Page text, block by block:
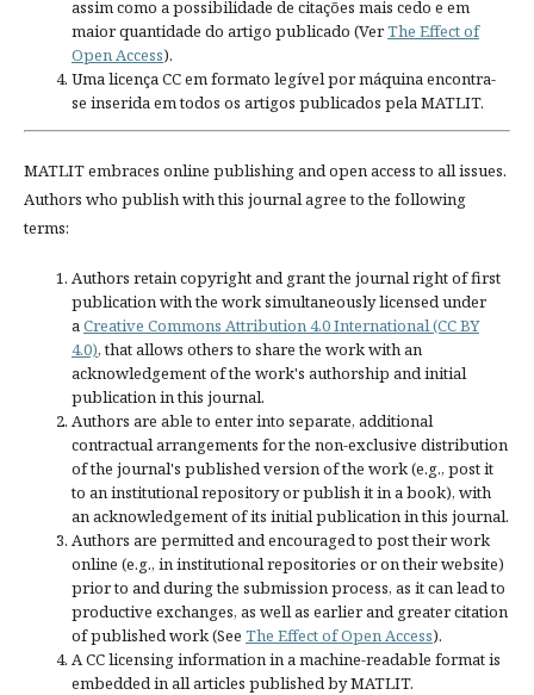
assim como a possibilidade de citações mais cedo e em
maior quantidade do artigo publicado (VerThe Effect of
Open Access).
Uma licença CC em formato legível por máquina encontra-
se inserida em todos os artigos publicados pela MATLIT.
MATLIT embraces online publishing and open access to all issues.
Authors who publish with this journal agree to the following
terms:
Authors retain copyright and grant the journal right of first
publication with the work simultaneously licensed under
aCreative Commons Attribution 4.0 International (CC BY
4.0), that allows others to share the work with an
acknowledgement of the work's authorship and initial
publication in this journal.
Authors are able to enter into separate, additional
contractual arrangements for the non-exclusive distribution
of the journal's published version of the work (e.g., post it
to an institutional repository or publish it in a book), with
an acknowledgement of its initial publication in this journal.
Authors are permitted and encouraged to post their work
online (e.g., in institutional repositories or on their website)
prior to and during the submission process, as it can lead to
productive exchanges, as well as earlier and greater citation
of published work (See The Effect of Open Access).
A CC licensing information in a machine-readable format is
embedded in all articles published by MATLIT.